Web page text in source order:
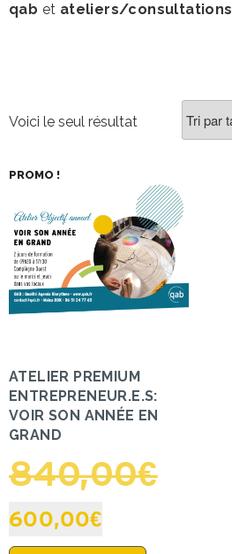
qab et ateliers/consultations
Voici le seul résultat
PROMO !
ATELIER PREMIUM
ENTREPRENEUR.E.S:
VOIR SON ANNÉE EN
GRAND
840,00€
600,00€